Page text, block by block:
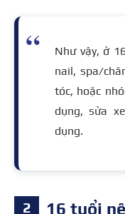
Như vậy, ở
nail, spa/
tóc, hoặc
dụng, sửa
dụng.
16 tuổi